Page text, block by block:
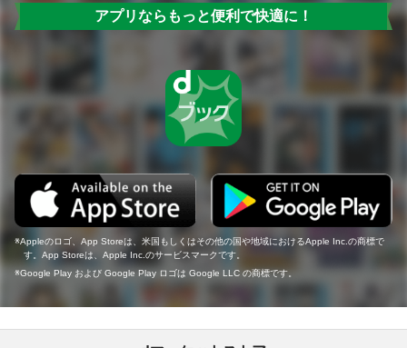
アプリならもっと便利で快適に！
Appleのロゴ、App Storeは、米国もしくはその他の国や地域におけるApple Inc.の商標で
す。App Storeは、Apple Inc.のサービスマークです。
Google Play および Google Play ロゴは Google LLC の商標です。